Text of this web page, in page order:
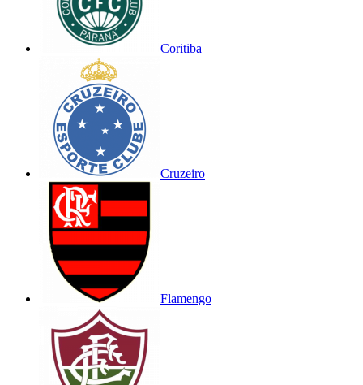
Coritiba
Cruzeiro
Flamengo